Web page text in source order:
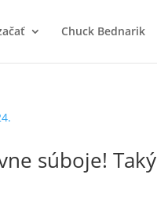
Chuck Bednarik
súboje! Taký